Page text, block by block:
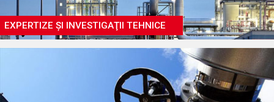
EXPERTIZE ŞI INVESTIGAŢII TEHNICE